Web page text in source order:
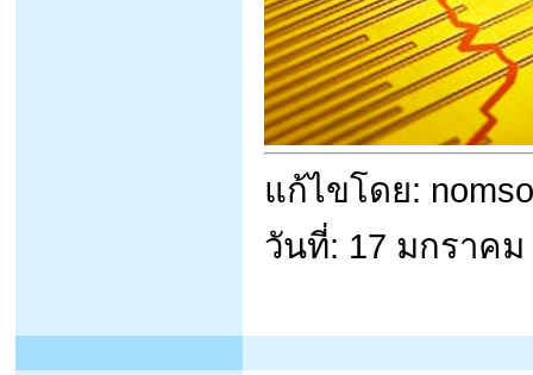
แก้ไขโดย:
วันที่: 17 มกราคม